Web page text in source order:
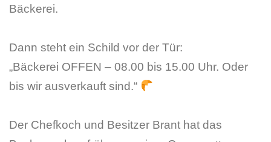
Bäckerei.
Dann steht ein Schild vor der Tür:
„Bäckerei OFFEN – 08.00 bis 15.00 Uhr. Oder
bis wir ausverkauft sind.“
Der Chefkoch und Besitzer Brant hat das